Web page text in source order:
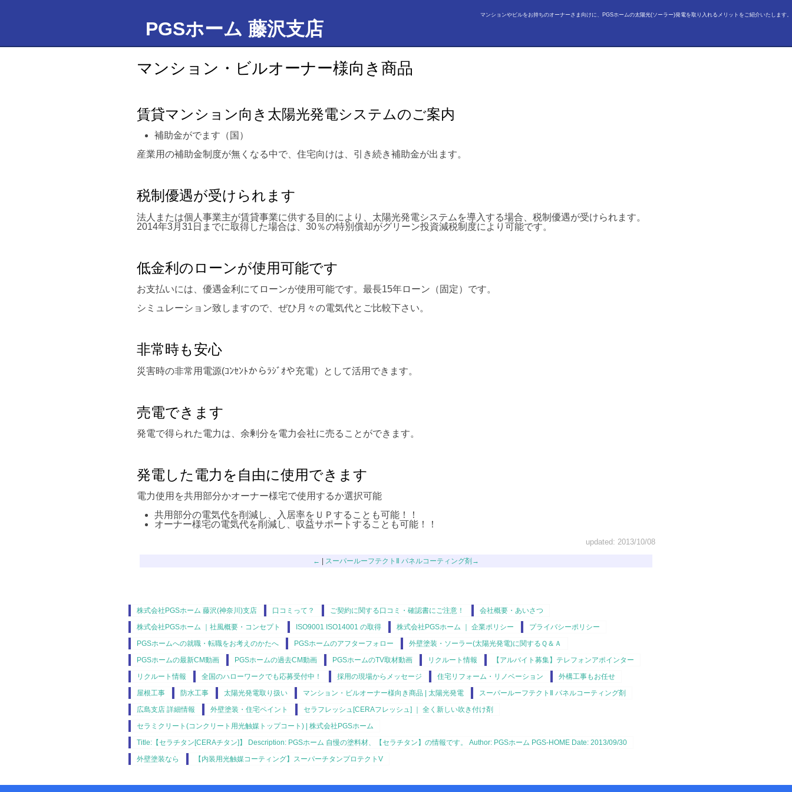
マンションやビルをお持ちのオーナーさま向けに、PGSホームの太陽光(ソーラー)発電を取り入れるメリットをご紹介いたします。
PGSホーム 藤沢支店
マンション・ビルオーナー様向き商品
賃貸マンション向き太陽光発電システムのご案内
補助金がでます（国）
産業用の補助金制度が無くなる中で、住宅向けは、引き続き補助金が出ます。
税制優遇が受けられます
法人または個人事業主が賃貸事業に供する目的により、太陽光発電システムを導入する場合、税制優遇が受けられます。
2014年3月31日までに取得した場合は、30％の特別償却がグリーン投資減税制度により可能です。
低金利のローンが使用可能です
お支払いには、優遇金利にてローンが使用可能です。最長15年ローン（固定）です。
シミュレーション致しますので、ぜひ月々の電気代とご比較下さい。
非常時も安心
災害時の非常用電源(ｺﾝｾﾝﾄからﾗｼﾞｵや充電）として活用できます。
売電できます
発電で得られた電力は、余剰分を電力会社に売ることができます。
発電した電力を自由に使用できます
電力使用を共用部分かオーナー様宅で使用するか選択可能
共用部分の電気代を削減し、入居率をＵＰすることも可能！！
オーナー様宅の電気代を削減し、収益サポートすることも可能！！
updated: 2013/10/08
← スーパールーフテクトⅡ パネルコーティング剤→
株式会社PGSホーム 藤沢(神奈川)支店 口コミって？ ご契約に関する口コミ・確認書にご注意！
会社概要・あいさつ
株式会社PGSホーム ｜社風概要・コンセプト
ISO9001 ISO14001 の取得 株式会社PGSホーム ｜ 企業ポリシー
プライバシーポリシー
PGSホームへの就職・転職をお考えのかたへ
PGSホームのアフターフォロー
外壁塗装・ソーラー(太陽光発電)に関するＱ＆Ａ
PGSホームの最新CM動画
PGSホームの過去CM動画 PGSホームのTV取材動画 リクルート情報
【アルバイト募集】テレフォンアポインター
リクルート情報
全国のハローワークでも応募受付中！ 採用の現場からメッセージ 住宅リフォーム・リノベーション
外構工事もお任せ
屋根工事
防水工事 太陽光発電取り扱い マンション・ビルオーナー様向き商品 | 太陽光発電
スーパールーフテクトⅡ パネルコーティング剤
広島支店 詳細情報
外壁塗装・住宅ペイント
セラフレッシュ[CERAフレッシュ] ｜ 全く新しい吹き付け剤
セラミクリート(コンクリート用光触媒トップコート) | 株式会社PGSホーム
Title:【セラチタン[CERAチタン]】 Description: PGSホーム 自慢の塗料材、【セラチタン】の情報です。 Author: PGSホーム PGS-HOME Date: 2013/09/30
外壁塗装なら
【内装用光触媒コーティング】スーパーチタンプロテクトV